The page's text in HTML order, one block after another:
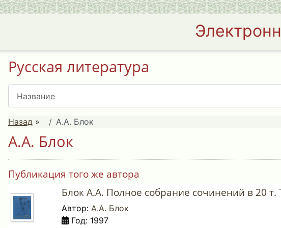
Русская литература
Назад » А.А. Блок
А.А. Блок
Публикация того же автора
Блок А.А. Полное собрание сочинений в 20 т.
Автор: А.А. Блок
Год: 1997